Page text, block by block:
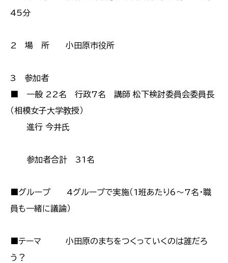
45分
2 場 所 小田原市役所
3 参加者
■ 一般 22名 行政7名 講師 松下検討委員会委員長
（相模女子大学教授）
進行 今井氏
参加者合計 31名
■グループ 4グループで実施（1班あたり6〜7名・職
員も一緒に議論）
■テーマ 小田原のまちをつくっていくのは誰だろ
う？